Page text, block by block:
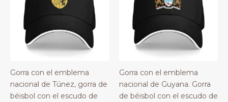
Gorra con el emblema
nacional de Túnez, gorra de
béisbol con el escudo de
Gorra con el emblema
nacional de Guyana. Gorra
de béisbol con el escudo de